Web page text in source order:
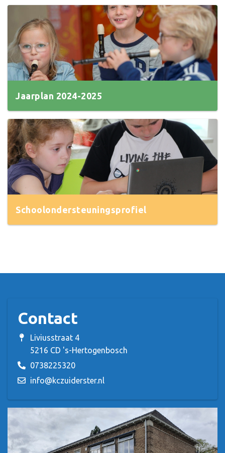
Jaarplan 2024-2025
Schoolondersteuningsprofiel
Contact
Liviusstraat 4
5216 CD 's-Hertogenbosch
0738225320
info@kczuiderster.nl